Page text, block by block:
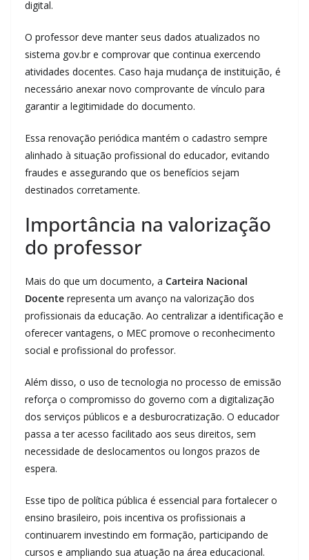
digital.
O professor deve manter seus dados atualizados no
sistema gov.br e comprovar que continua exercendo
atividades docentes. Caso haja mudança de instituição, é
necessário anexar novo comprovante de vínculo para
garantir a legitimidade do documento.
Essa renovação periódica mantém o cadastro sempre
alinhado à situação profissional do educador, evitando
fraudes e assegurando que os benefícios sejam
destinados corretamente.
Importância na valorização
do professor
Mais do que um documento, a Carteira Nacional
Docente representa um avanço na valorização dos
profissionais da educação. Ao centralizar a identificação e
oferecer vantagens, o MEC promove o reconhecimento
social e profissional do professor.
Além disso, o uso de tecnologia no processo de emissão
reforça o compromisso do governo com a digitalização
dos serviços públicos e a desburocratização. O educador
passa a ter acesso facilitado aos seus direitos, sem
necessidade de deslocamentos ou longos prazos de
espera.
Esse tipo de política pública é essencial para fortalecer o
ensino brasileiro, pois incentiva os profissionais a
continuarem investindo em formação, participando de
cursos e ampliando sua atuação na área educacional.